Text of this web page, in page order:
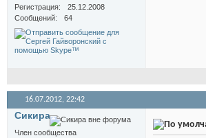
Регистрация
25.12.2008
Сообщений
64
16.07.2012, 22:42
Сикира
Член сообщества